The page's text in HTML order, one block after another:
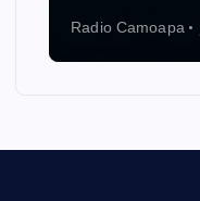
Radio Camoapa